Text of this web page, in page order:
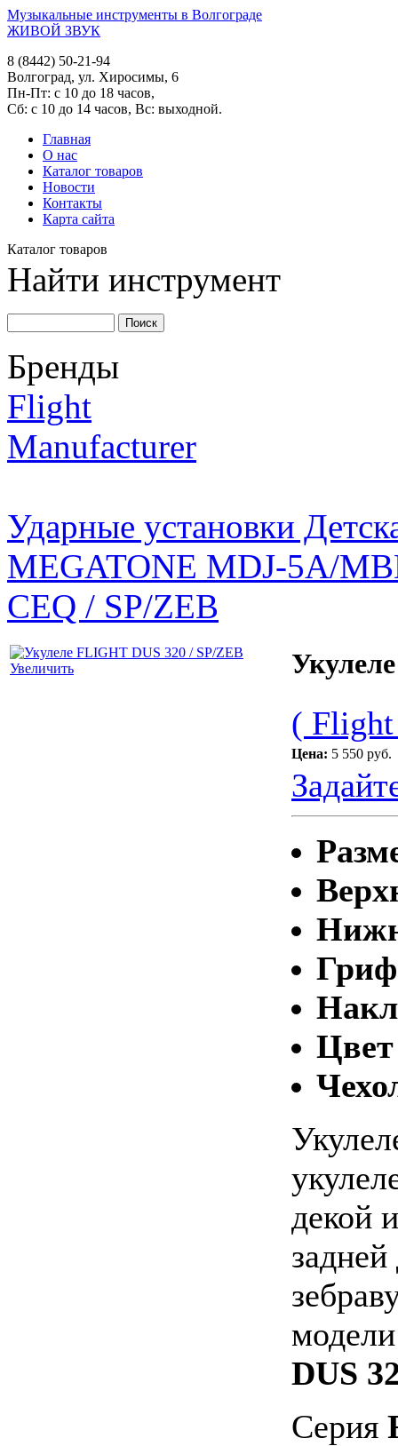
Музыкальные инструменты в Волгограде
ЖИВОЙ ЗВУК
8 (8442) 50-21-94
Волгоград, ул. Хиросимы, 6
Пн-Пт: с 10 до 18 часов,
Сб: с 10 до 14 часов, Вс: выходной.
Главная
О нас
Каталог товаров
Новости
Контакты
Карта сайта
Каталог товаров
Найти инструмент
Бренды
Flight
Manufacturer
Ударные установки
MEGATONE MDJ-5A/
CEQ / SP/ZEB
Увеличить
(
Цена: 5 550 руб.
Гриф
Цвет
декой
DUS
Серия